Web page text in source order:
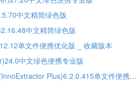
中文精简绿色版
中文精简绿色版
单文件便携优化版 _ 收藏版本
中文绿色便携专业版
Inno安装包解包提取工具(InnoExtractor Plus)6.2.0.415单文件便携加强版